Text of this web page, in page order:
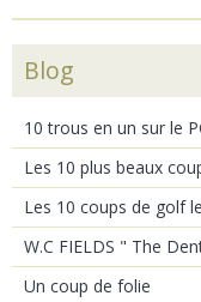
Blog
10 trous en un sur le
Les 10 plus beaux
Les 10 coups de golf
W.C FIELDS " The
Un coup de folie